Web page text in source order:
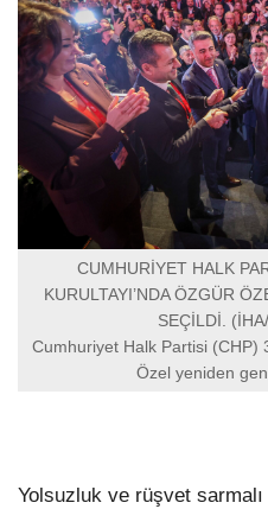
CUMHURİYET HALK
KURULTAYI’NDA ÖZGÜR
SEÇİLDİ.
Cumhuriyet Halk Partisi (CHP)
Özel yeniden
Yolsuzluk ve rüşvet